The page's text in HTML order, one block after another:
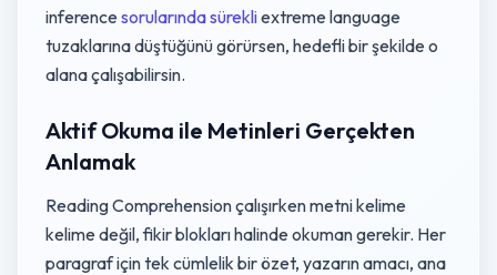
inferencesorularında sürekliextreme language
tuzaklarına düştüğünü görürsen, hedefli bir şekilde o
alana çalışabilirsin.
Aktif Okuma ile Metinleri Gerçekten
Anlamak
Reading Comprehension çalışırken metni kelime
kelime değil, fikir blokları halinde okuman gerekir. Her
paragraf için tek cümlelik bir özet, yazarın amacı, ana